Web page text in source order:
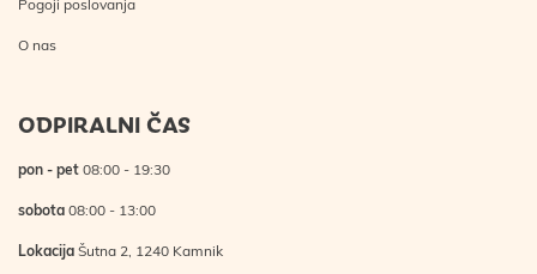
Pogoji poslovanja
O nas
ODPIRALNI ČAS
pon - pet 08:00 - 19:30
sobota 08:00 - 13:00
Lokacija Šutna 2, 1240 Kamnik